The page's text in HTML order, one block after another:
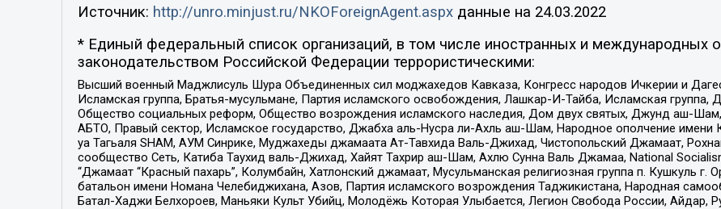
Источник: http://unro.minjust.ru/NKOForeignAgent.aspxданные на 24.03.2022
* Единый федеральный список организаций, в том числе иностранных и международных
законодательством Российской Федерации террористическими:
Высший военный Маджлисуль Шура Объединенных сил моджахедов Кавказа, Конгресс народов Ичкерии и
Исламская группа, Братья-мусульмане, Партия исламского освобождения, Лашкар-И-Тайба, Исламская группа,
Общество социальных реформ, Общество возрождения исламского наследия, Дом двух святых, Джунд аш-
АБТО, Правый сектор, Исламское государство, Джабха аль-Нусра ли-Ахль аш-Шам, Народное ополчение
уа Тагьаля SHAM, АУМ Синрике, Муджахеды джамаата Ат-Тавхида Валь-Джихад, Чистопольский Джамаат,
сообщество Сеть, Катиба Таухид валь-Джихад, Хайят Тахрир аш-Шам, Ахлю Сунна Валь Джамаа, National
“Джамаат “Красный пахарь”, Колумбайн, Хатлонский джамаат, Мусульманская религиозная группа п. Кушкуль г.
батальон имени Номана Челебиджихана, Азов, Партия исламского возрождения Таджикистана, Народная
Батал-Хаджи Белхороев, Маньяки Культ Убийц, Молодёжь Которая Улыбается, Легион Свобода России, Айдар,